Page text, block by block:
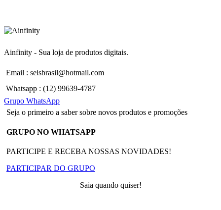
Ainfinity - Sua loja de produtos digitais.
Email : seisbrasil@hotmail.com
Whatsapp : (12) 99639-4787
Grupo WhatsApp
Seja o primeiro a saber sobre novos produtos e promoções
GRUPO NO WHATSAPP
PARTICIPE E RECEBA NOSSAS NOVIDADES!
PARTICIPAR DO GRUPO
Saia quando quiser!